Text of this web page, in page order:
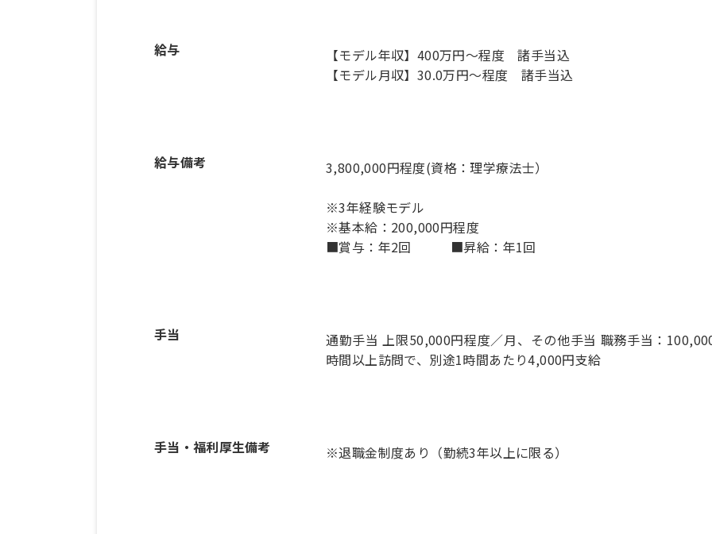
給与
【モデル年収】400万円〜程度 諸手当込
【モデル月収】30.0万円〜程度 諸手当込
給与備考 3,800,000円程度(資格：理学療法士）
※3年経験モデル
※基本給：200,000円程度
■賞与：年2回 ■昇給：年1回
手当
通勤手当 上限50,000円程度／月、その他手当 職務手当：
時間以上訪問で、別途1時間あたり4,000円支給
手当・福利厚生備考 ※退職金制度あり（勤続3年以上に限る）